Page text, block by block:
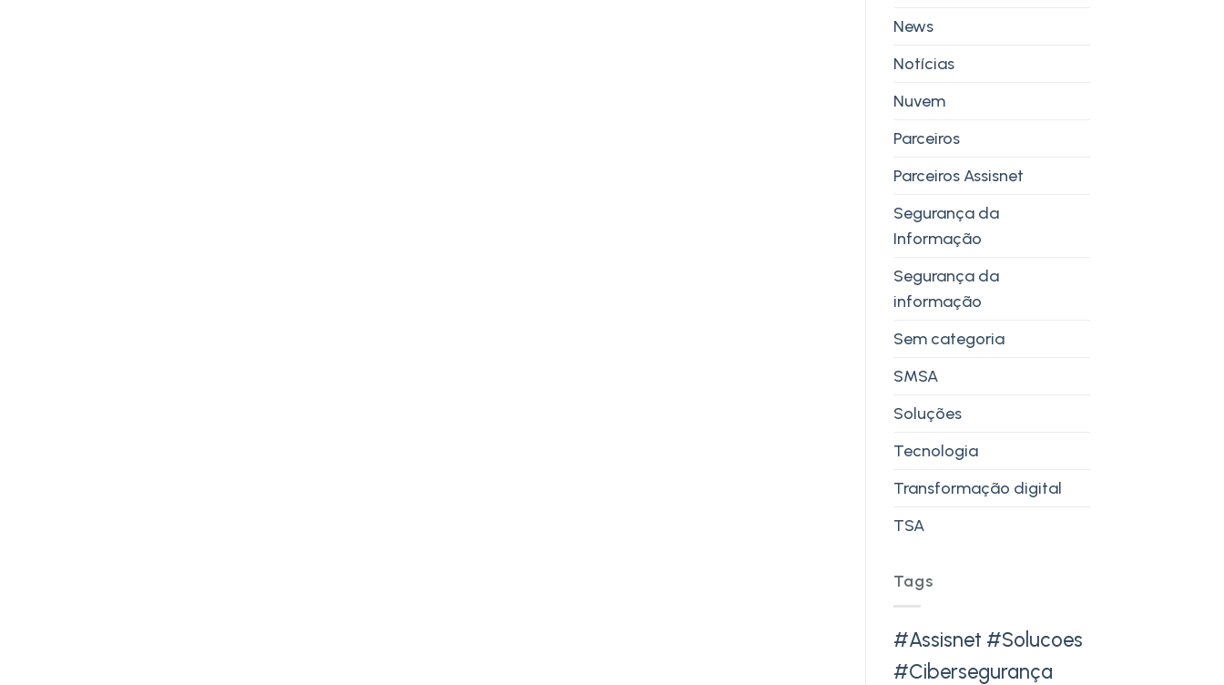
News
Notícias
Nuvem
Parceiros
Parceiros Assisnet
Segurança da
Informação
Segurança da
informação
Sem categoria
SMSA
Soluções
Tecnologia
Transformação digital
TSA
Tags
#Assisnet #Solucoes
#Cibersegurança